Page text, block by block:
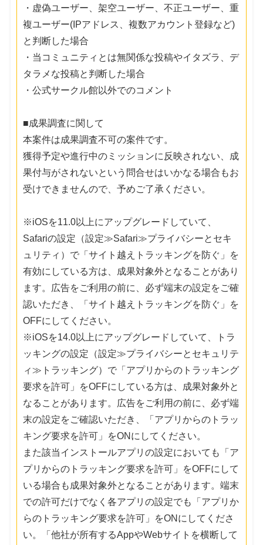
・虚偽ユーザー、架空ユーザー、不正ユーザー、重
複ユーザー(IPアドレス、複数アカウント登録など)
と判断した場合
・当コミュニティとは無関係な投稿やイタズラ、デ
タラメな投稿と判断した場合
・公式サークル館以外でのコメント
■成果調査に関して
本案件は成果調査不可の案件です。
獲得予定や進行中のミッションに反映されない、成
果付与がされないという問合せはいかなる場合もお
受けできませんので、予めご了承ください。
※iOSを11.0以上にアップグレードしていて、
Safariの設定（設定≫Safari≫プライバシーとセキ
ュリティ）で「サイト越えトラッキングを防ぐ」を
有効にしている方は、成果対象外となることがあり
ます。広告をご利用の前に、必ず端末の設定をご確
認いただき、「サイト越えトラッキングを防ぐ」を
OFFにしてください。
※iOSを14.0以上にアップグレードしていて、トラ
ッキングの設定（設定≫プライバシーとセキュリテ
ィ≫トラッキング）で「アプリからのトラッキング
要求を許可」をOFFにしている方は、成果対象外と
なることがあります。広告をご利用の前に、必ず端
末の設定をご確認いただき、「アプリからのトラッ
キング要求を許可」をONにしてください。
また該当インストールアプリの設定においても「ア
プリからのトラッキング要求を許可」をOFFにして
いる場合も成果対象外となることがあります。端末
での許可だけでなく各アプリの設定でも「アプリか
らのトラッキング要求を許可」をONにしてくださ
い。「他社が所有するAppやWebサイトを横断して